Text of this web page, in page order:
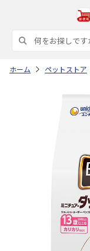
ホーム ペットストア